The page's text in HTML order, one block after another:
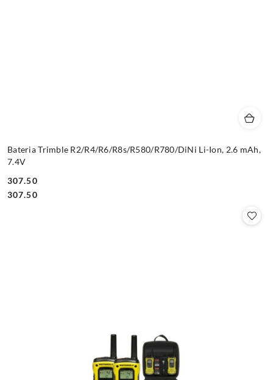
Bateria Trimble R2/R4/R6/R8s/R580/R780/DiNi Li-Ion, 2.6 mAh,
7.4V
Cena:
307.50
Cena:
307.50